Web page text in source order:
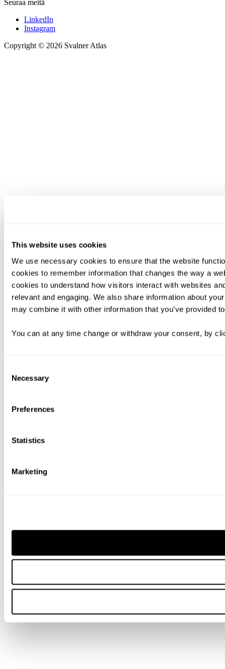
This website uses cookies
We use necessary cookies to ensure that the website
cookies to remember information that changes the way a
cookies to understand how visitors interact with websites
relevant and engaging. We also share information about
may combine it with other information that you’ve provided
You can at any time change or withdraw your consent, by
Selection
Necessary
Preferences
Statistics
Marketing
Seuraa meitä
LinkedIn
Instagram
Copyright © 2026 Svalner Atlas